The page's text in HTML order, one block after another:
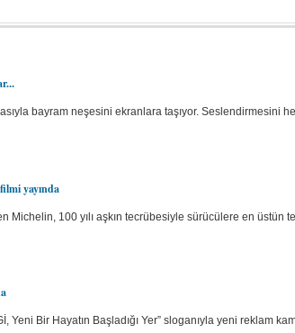
bayram neşesini ekranlara taşıyor. Seslendirmesini
yayında
Michelin, 100 yılı aşkın tecrübesiyle sürücülere en üstün
Yeni Bir Hayatın Başladığı Yer” sloganıyla yeni reklam